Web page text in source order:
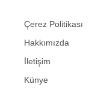
Çerez Politikası
Hakkımızda
İletişim
Künye